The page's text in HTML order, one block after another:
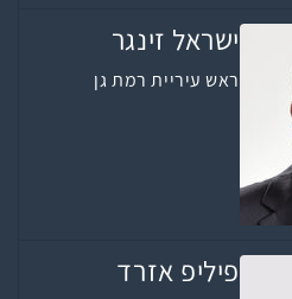
ישראל זינגר
ראש עיריית רמת גן
פיליפ אזרד